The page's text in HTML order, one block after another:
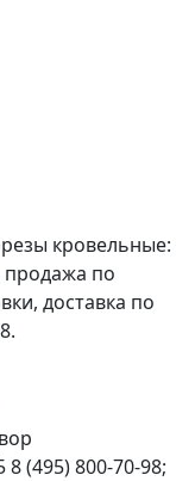
кровельные:
по
доставка по
8 (495) 800-70-98;